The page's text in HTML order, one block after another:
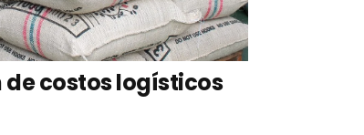
de costos logísticos